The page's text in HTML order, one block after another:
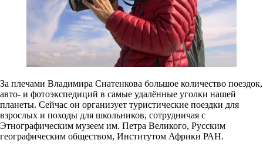
За плечами Владимира Снатенкова большое количество поездок,
авто- и фотоэкспедиций в самые удалённые уголки нашей
планеты. Сейчас он организует туристические поездки для
взрослых и походы для школьников, сотрудничая с
Этнографическим музеем им. Петра Великого, Русским
географическим обществом, Институтом Африки РАН.